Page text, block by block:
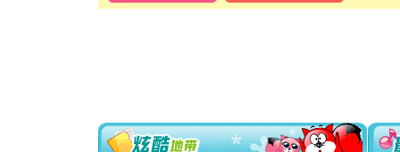
卖了。水
你太多，
要平安